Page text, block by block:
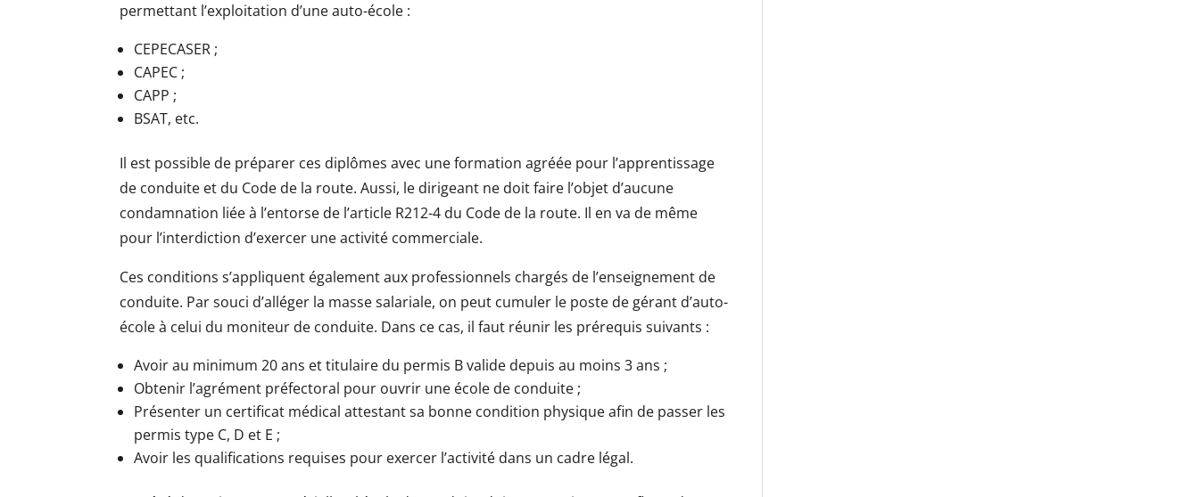
permettant l’exploitation d’une auto-école :
CEPECASER ;
CAPEC ;
CAPP ;
BSAT, etc.
Il est possible de préparer ces diplômes avec une formation agréée pour l’apprentissage
de conduite et du Code de la route. Aussi, le dirigeant ne doit faire l’objet d’aucune
condamnation liée à l’entorse de l’article R212-4 du Code de la route. Il en va de même
pour l’interdiction d’exercer une activité commerciale.
Ces conditions s’appliquent également aux professionnels chargés de l’enseignement de
conduite. Par souci d’alléger la masse salariale, on peut cumuler le poste de gérant d’auto-
école à celui du moniteur de conduite. Dans ce cas, il faut réunir les prérequis suivants :
Avoir au minimum 20 ans et titulaire du permis B valide depuis au moins 3 ans ;
Obtenir l’agrément préfectoral pour ouvrir une école de conduite ;
Présenter un certificat médical attestant sa bonne condition physique afin de passer les
permis type C, D et E ;
Avoir les qualifications requises pour exercer l’activité dans un cadre légal.